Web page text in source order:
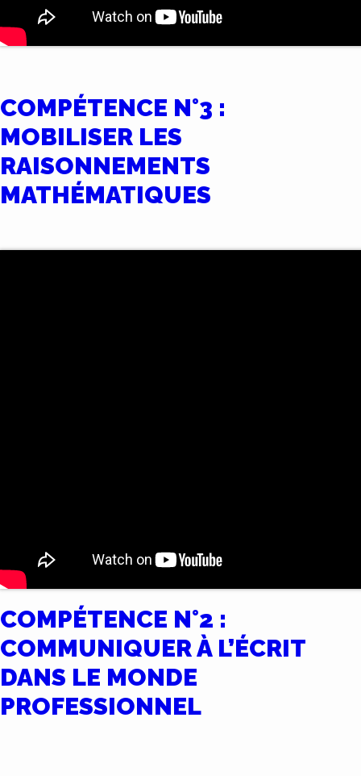
COMPÉTENCE N°3 :
MOBILISER LES
RAISONNEMENTS
MATHÉMATIQUES
COMPÉTENCE N°2 :
COMMUNIQUER À L’ÉCRIT
DANS LE MONDE
PROFESSIONNEL